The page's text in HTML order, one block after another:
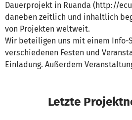
Dauerprojekt in Ruanda (http://
daneben zeitlich und inhaltlich
von Projekten weltweit.
Wir beteiligen uns mit einem Info-
verschiedenen Festen und
Einladung. Außerdem
Letzte